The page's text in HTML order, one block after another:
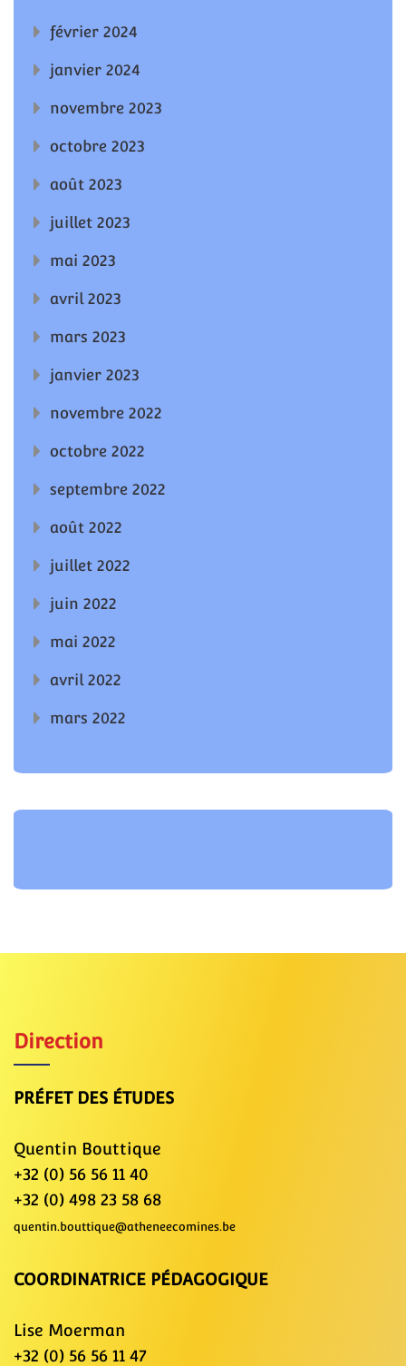
février 2024
janvier 2024
novembre 2023
octobre 2023
août 2023
juillet 2023
mai 2023
avril 2023
mars 2023
janvier 2023
novembre 2022
octobre 2022
septembre 2022
août 2022
juillet 2022
juin 2022
mai 2022
avril 2022
mars 2022
Direction
PRÉFET DES ÉTUDES
Quentin Bouttique
+32 (0) 56 56 11 40
+32 (0) 498 23 58 68
quentin.bouttique@atheneecomines.be
COORDINATRICE PÉDAGOGIQUE
Lise Moerman
+32 (0) 56 56 11 47